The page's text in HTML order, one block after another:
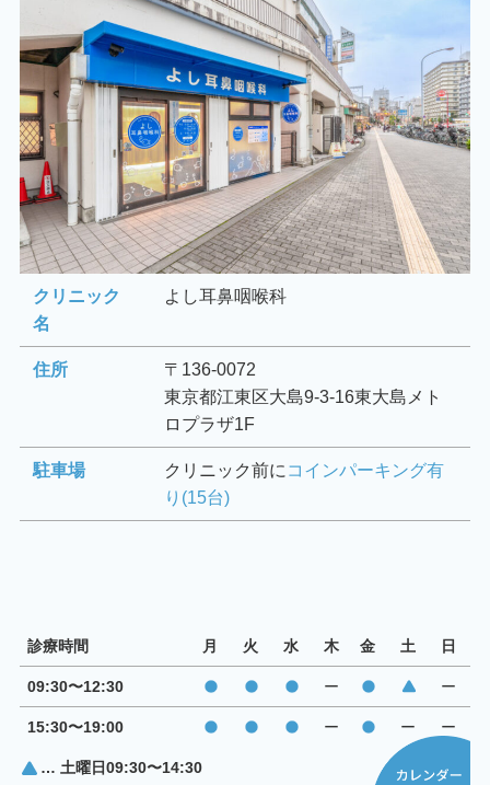
クリニック
名
よし耳鼻咽喉科
住所
〒136-0072
東京都江東区大島9-3-16東大島メト
ロプラザ1F
駐車場 クリニック前に コインパーキング有
り(15台)
診療時間 月 火 水 木 金 土 日
09:30〜12:30 ー ー
15:30〜19:00 ー ー ー
… 土曜日09:30〜14:30